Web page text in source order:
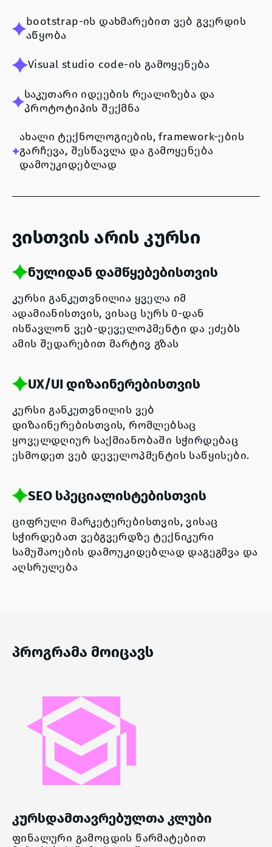
bootstrap-ის დახმარებით ვებ გვერდის
აწყობა
Visual studio code-ის გამოყენება
საკუთარი იდეების რეალიზება და
პროტოტიპის შექმნა
ახალი ტექნოლოგიების, framework-ების
გარჩევა, შესწავლა და გამოყენება
დამოუკიდებლად
ვისთვის არის კურსი
ნულიდან დამწყებებისთვის
კურსი განკუთვნილია ყველა იმ
ადამიანისთვის, ვისაც სურს 0-დან
ისწავლონ ვებ-დეველოპმენტი და ეძებს
ამის შედარებით მარტივ გზას
UX/UI დიზაინერებისთვის
კურსი განკუთვნილის ვებ
დიზაინერებისთვის, რომლებსაც
ყოველდღიურ საქმიანობაში სჭირდებაც
ესმოდეთ ვებ დეველოპმენტის საწყისები.
SEO სპეციალისტებისთვის
ციფრული მარკეტერებისთვის, ვისაც
სჭირდებათ ვებგვერდზე ტექნიკური
სამუშაოების დამოუკიდებლად დაგეგმვა და
აღსრულება
პროგრამა მოიცავს
კურსდამთავრებულთა კლუბი
ფინალური გამოცდის წარმატებით